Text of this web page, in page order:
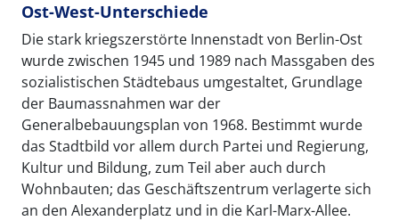
Ost-West-Unterschiede
Die stark kriegszerstörte Innenstadt von Berlin-Ost
wurde zwischen 1945 und 1989 nach Massgaben des
sozialistischen Städtebaus umgestaltet, Grundlage
der Baumassnahmen war der
Generalbebauungsplan von 1968. Bestimmt wurde
das Stadtbild vor allem durch Partei und Regierung,
Kultur und Bildung, zum Teil aber auch durch
Wohnbauten; das Geschäftszentrum verlagerte sich
an den Alexanderplatz und in die Karl-Marx-Allee.